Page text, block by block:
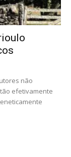
não
efetivamente